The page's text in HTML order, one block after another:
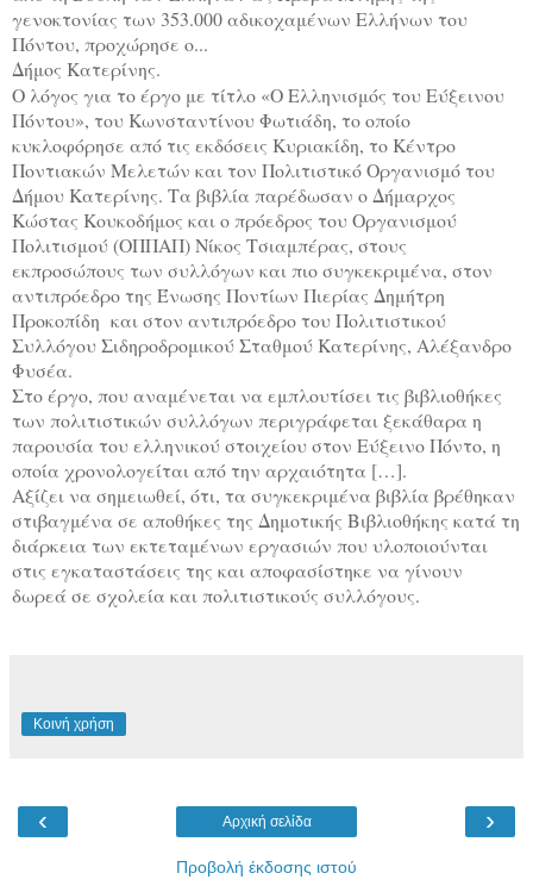
γενοκτονίας των 353.000 αδικοχαμένων Ελλήνων του
Πόντου, προχώρησε ο...
Δήμος Κατερίνης.
Ο λόγος για το έργο με τίτλο «Ο Ελληνισμός του Εύξεινου
Πόντου», του Κωνσταντίνου Φωτιάδη, το οποίο
κυκλοφόρησε από τις εκδόσεις Κυριακίδη, το Κέντρο
Ποντιακών Μελετών και τον Πολιτιστικό Οργανισμό του
Δήμου Κατερίνης. Τα βιβλία παρέδωσαν ο Δήμαρχος
Κώστας Κουκοδήμος και ο πρόεδρος του Οργανισμού
Πολιτισμού (ΟΠΠΑΠ) Νίκος Τσιαμπέρας, στους
εκπροσώπους των συλλόγων και πιο συγκεκριμένα, στον
αντιπρόεδρο της Ένωσης Ποντίων Πιερίας Δημήτρη
Προκοπίδη και στον αντιπρόεδρο του Πολιτιστικού
Συλλόγου Σιδηροδρομικού Σταθμού Κατερίνης, Αλέξανδρο
Φυσέα.
Στο έργο, που αναμένεται να εμπλουτίσει τις βιβλιοθήκες
των πολιτιστικών συλλόγων περιγράφεται ξεκάθαρα η
παρουσία του ελληνικού στοιχείου στον Εύξεινο Πόντο, η
οποία χρονολογείται από την αρχαιότητα […].
Αξίζει να σημειωθεί, ότι, τα συγκεκριμένα βιβλία βρέθηκαν
στιβαγμένα σε αποθήκες της Δημοτικής Βιβλιοθήκης κατά τη
διάρκεια των εκτεταμένων εργασιών που υλοποιούνται
στις εγκαταστάσεις της και αποφασίστηκε να γίνουν
δωρεά σε σχολεία και πολιτιστικούς συλλόγους.
Κοινή χρήση
‹ ›
Αρχική σελίδα
Προβολή έκδοσης ιστού